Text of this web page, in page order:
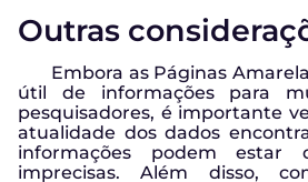
Outras
Embora as Páginas
útil de informações para
pesquisadores, é importante
atualidade dos dados
informações podem estar
imprecisas. Além disso,